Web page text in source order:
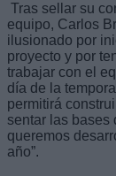
Tras sellar su
equipo, Carlos
ilusionado por
proyecto y por
trabajar con el
día de la
permitirá
sentar las bases
queremos
año”.